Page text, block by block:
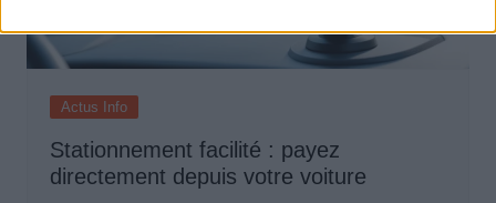
Actus Info
Stationnement facilité : payez
directement depuis votre voiture